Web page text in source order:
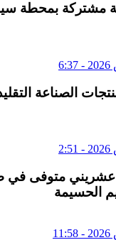
مشتركة بمحطة
الصناعة
عشريني متوفى في
الحسيمة